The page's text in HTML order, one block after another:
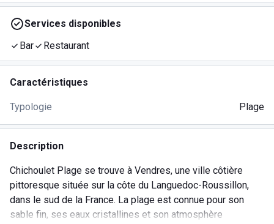
Services disponibles
Bar
Restaurant
Caractéristiques
Typologie Plage
Description
Chichoulet Plage se trouve à Vendres, une ville côtière
pittoresque située sur la côte du Languedoc-Roussillon,
dans le sud de la France. La plage est connue pour son
sable fin, ses eaux cristallines et son atmosphère